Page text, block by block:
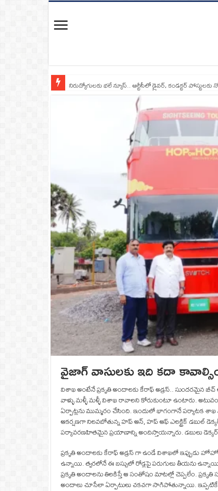
నిరుద్యోగులకు భలే న్యూస్.. ఆర్టీసీలో డ్రైవర్, కండక్టర్‌
వైజాగ్ వాసులకు ఇది కదా
విశాఖ అంటేనే ప్రకృతి అందాలకు కేరాఫ్ అడ్రస్.. సుందరమైన
వాళ్ళు మళ్ళీ మళ్ళీ విశాఖ రావాలని కోరుకుంటూ ఉంటారు.
ఏర్పాట్లను ముమ్మరం చేసింది. ఇందులో భాగంగానే పర్యాటక శాఖ
ఆకర్షణగా నిలవబోతున్న హప్ ఆన్, హప్ ఆఫ్ ఎలక్ట్రిక్ డబుల్
పర్యావరణహితమైన ప్రయాణాన్ని అందిస్తాయన్నారు. డబులు డెక్కర్
ప్రకృతి అందాలకు కేరాఫ్ అడ్రస్ గా ఉండే విశాఖలో ఇప్పుడు హోహో
ఉన్నాయి. త్వరలోనే ఈ బస్సులో రోడ్లపై పరుగులు తీయను
ప్రకృతి అందాలను తిలకిస్తే ఆ సంతోషం మాటల్లో చెప్పలేం.
అందాలు చూసేలా ఏర్పాటులు చకచగా సాగిపోతున్నాయి. ఇప్పటికే